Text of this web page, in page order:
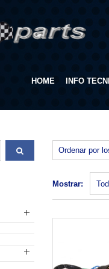
HOME INFO
Mostrar: